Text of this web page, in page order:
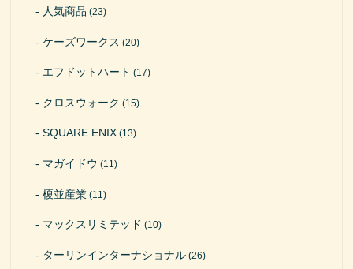
人気商品 (23)
ケーズワークス (20)
エフドットハート (17)
クロスウォーク (15)
SQUARE ENIX (13)
マガイドウ (11)
榎並産業 (11)
マックスリミテッド (10)
ターリンインターナショナル (26)